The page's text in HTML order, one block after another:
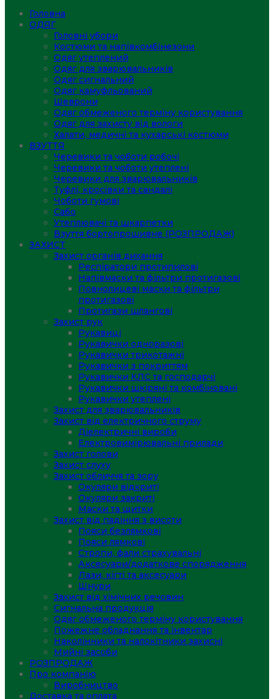
Головна
ОДЯГ
Головні убори
Костюми та напівкомбінезони
Одяг утеплений
Одяг для зварювальників
Одяг сигнальний
Одяг камуфльований
Шеврони
Одяг обмеженого терміну користування
Одяг для захисту від вологи
Халати, медичні та кухарські костюми
ВЗУТТЯ
Черевики та чоботи робочі
Черевики та чоботи утеплені
Черевики для зварювальників
Туфлі, кросівки та сандалі
Чоботи гумові
Сабо
Утеплювачі та шкарпетки
Взуття бортопрошивне (РОЗПРОДАЖ)
ЗАХИСТ
Захист органів дихання
Респіратори протипилові
Напівмаски та фільтри протигазові
Повнолицеві маски та фільтри
протигазові
Протигази шлангові
Захист рук
Рукавиці
Рукавички одноразові
Рукавички трикотажні
Рукавички з покриттям
Рукавички КЛС та господарчі
Рукавички шкіряні та комбіновані
Рукавички утеплені
Захист для зварювальників
Захист від електричного струму
Діелектричні вироби
Електровимірювальні прилади
Захист голови
Захист слуху
Захист обличчя та зору
Окуляри відкриті
Окуляри закриті
Маски та щитки
Захист від падіння з висоти
Пояси безлямкові
Пояси лямкові
Стропи, фали страхувальні
Аксесуари/додаткове спорядження
Лази, кігті та аксесуари
Шнури
Захист від хімічних речовин
Сигнальна продукція
Одяг обмеженого терміну користування
Пожежне обладнання та інвентар
Наколінники та налокітники захисні
Мийні засоби
РОЗПРОДАЖ
Про компанію
Виробництво
Доставка та оплата